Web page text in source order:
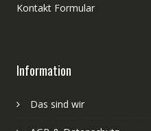
Kontakt Formular
Information
Das sind wir